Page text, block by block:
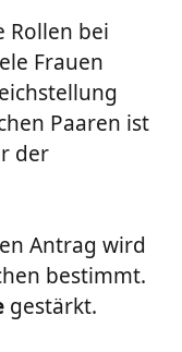
Rollen bei
Frauen
Paaren ist
der
Antrag wird
bestimmt.
gestärkt.